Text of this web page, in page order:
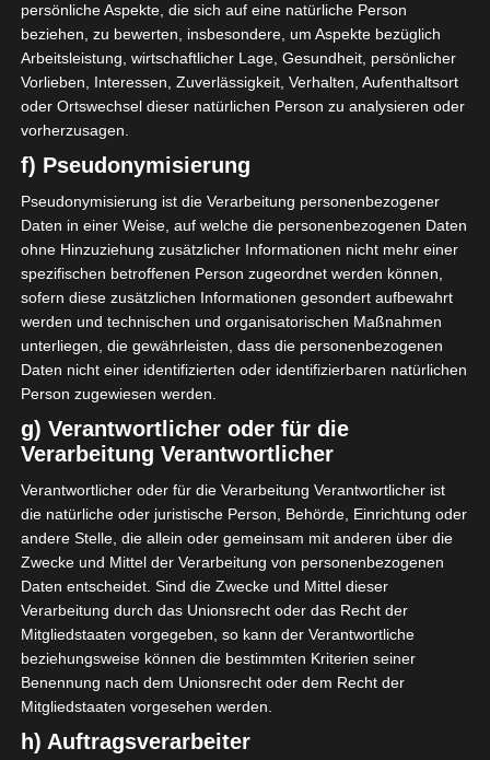
identifiziert werden kann.
b) betroffene Person
Betroffene Person ist jede identifizierte oder
identifizierbare natürliche Person, deren
c) Verarbeitung
Verarbeitung ist jeder mit oder ohne Hilfe
automatisierter Verfahren ausgeführte Vorgang oder
jede solche Vorgangsreihe im Zusammenhang mit
personenbezogenen Daten wie das Erheben, das
Erfassen, die Organisation, das Ordnen, die
Speicherung, die Anpassung oder Veränderung, das
Auslesen, das Abfragen, die Verwendung, die
Offenlegung durch Übermittlung, Verbreitung oder
eine andere Form der Bereitstellung, den Abgleich
oder die Verknüpfung, die Einschränkung, das
Löschen oder die Vernichtung.
d) Einschränkung der Verarbeitung
Einschränkung der Verarbeitung ist die Markierung
gespeicherter personenbezogener Daten mit dem
Ziel, ihre künftige Verarbeitung einzuschränken.
e) Profiling
Profiling ist jede Art der automatisierten Verarbeitung
personenbezogener Daten, die darin besteht, dass
diese personenbezogenen Daten verwendet werden,
um bestimmte persönliche Aspekte, die sich auf eine
natürliche Person beziehen, zu bewerten,
persönliche Aspekte, die sich auf eine natürliche Person
beziehen, zu bewerten, insbesondere, um Aspekte bezüglich
Arbeitsleistung, wirtschaftlicher Lage, Gesundheit, persönlicher
Vorlieben, Interessen, Zuverlässigkeit, Verhalten, Aufenthaltsort
oder Ortswechsel dieser natürlichen Person zu analysieren oder
vorherzusagen.
f) Pseudonymisierung
Pseudonymisierung ist die Verarbeitung personenbezogener
Daten in einer Weise, auf welche die personenbezogenen Daten
ohne Hinzuziehung zusätzlicher Informationen nicht mehr einer
spezifischen betroffenen Person zugeordnet werden können,
sofern diese zusätzlichen Informationen gesondert aufbewahrt
werden und technischen und organisatorischen Maßnahmen
unterliegen, die gewährleisten, dass die personenbezogenen
Daten nicht einer identifizierten oder identifizierbaren natürlichen
Person zugewiesen werden.
g) Verantwortlicher oder für die
Verarbeitung Verantwortlicher
Verantwortlicher oder für die Verarbeitung Verantwortlicher ist
die natürliche oder juristische Person, Behörde, Einrichtung oder
andere Stelle, die allein oder gemeinsam mit anderen über die
Zwecke und Mittel der Verarbeitung von personenbezogenen
Daten entscheidet. Sind die Zwecke und Mittel dieser
Verarbeitung durch das Unionsrecht oder das Recht der
Mitgliedstaaten vorgegeben, so kann der Verantwortliche
beziehungsweise können die bestimmten Kriterien seiner
Benennung nach dem Unionsrecht oder dem Recht der
Mitgliedstaaten vorgesehen werden.
h) Auftragsverarbeiter